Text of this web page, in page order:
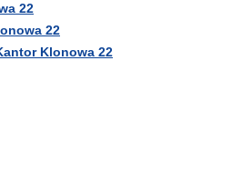
22
22
Klonowa 22